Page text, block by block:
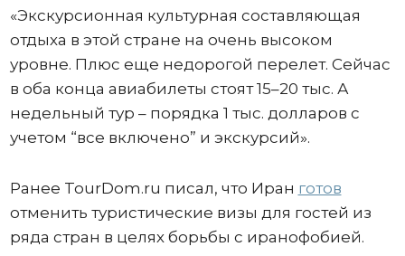
«Экскурсионная культурная составляющая
отдыха в этой стране на очень высоком
уровне. Плюс еще недорогой перелет. Сейчас
в оба конца авиабилеты стоят 15–20 тыс. А
недельный тур – порядка 1 тыс. долларов с
учетом “все включено” и экскурсий».
Ранее TourDom.ru писал, что Иран готов
отменить туристические визы для гостей из
ряда стран в целях борьбы с иранофобией.